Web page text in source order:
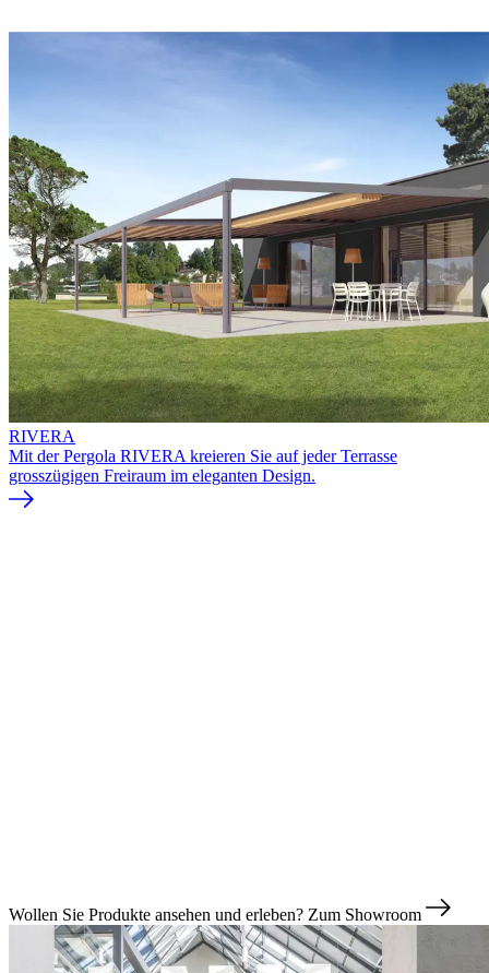
RIVERA
Mit der Pergola RIVERA kreieren Sie auf jeder Terrasse
grosszügigen Freiraum im eleganten Design.
Wollen Sie Produkte ansehen und erleben? Zum Showroom